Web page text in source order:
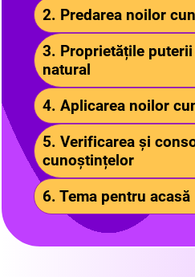
2. Predarea noilor
3. Proprietățile
natural
4. Aplicarea noilor
5. Verificarea și
cunoștințelor
6. Tema pentru acasă